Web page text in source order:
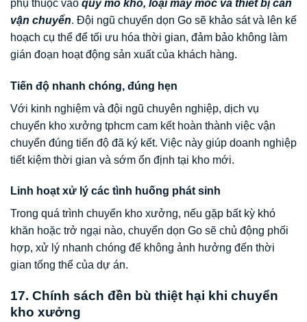
phụ thuộc vào quy mô kho, loại máy móc và thiết bị cần
vận chuyển. Đội ngũ chuyển dọn Go sẽ khảo sát và lên kế
hoạch cụ thể để tối ưu hóa thời gian, đảm bảo không làm
gián đoạn hoạt động sản xuất của khách hàng.
Tiến độ nhanh chóng, đúng hẹn
Với kinh nghiệm và đội ngũ chuyên nghiệp, dịch vụ
chuyển kho xưởng tphcm cam kết hoàn thành việc vận
chuyển đúng tiến độ đã ký kết. Việc này giúp doanh nghiệp
tiết kiệm thời gian và sớm ổn định tại kho mới.
Linh hoạt xử lý các tình huống phát sinh
Trong quá trình chuyển kho xưởng, nếu gặp bất kỳ khó
khăn hoặc trở ngại nào, chuyển dọn Go sẽ chủ động phối
hợp, xử lý nhanh chóng để không ảnh hưởng đến thời
gian tổng thể của dự án.
17. Chính sách đền bù thiệt hại khi chuyển
kho xưởng